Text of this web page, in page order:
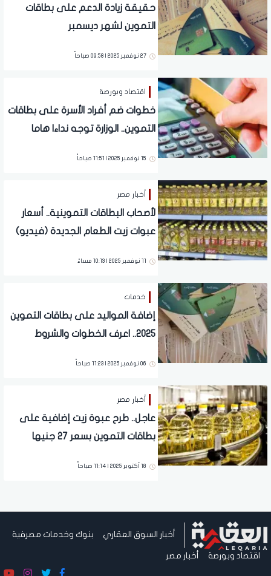
حقيقة زيادة الدعم على بطاقات
التموين لشهر ديسمبر
27 نوفمبر 2025 | 09:58 صباحاً
اقتصاد وبورصة
خطوات ضم أفراد الأسرة على بطاقات
التموين.. الوزارة توجه نداءا هاما
15 نوفمبر 2025 | 11:51 صباحاً
أخبار مصر
لأصحاب البطاقات التموينية.. أسعار
عبوات زيت الطعام الجديدة (فيديو)
11 نوفمبر 2025 | 10:13 مساءً
خدمات
إضافة المواليد على بطاقات التموين
2025.. اعرف الخطوات والشروط
06 نوفمبر 2025 | 11:23 صباحاً
أخبار مصر
عاجل.. طرح عبوة زيت إضافية على
بطاقات التموين بسعر 27 جنيها
18 أكتوبر 2025 | 11:14 صباحاً
أخبار السوق العقاري بنوك وخدمات مصرفية
اقتصاد وبورصة أخبار مصر